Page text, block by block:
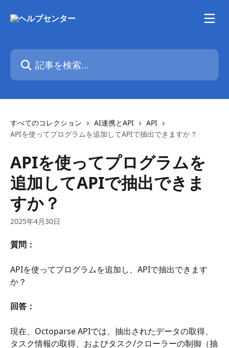
記事を検索...
すべてのコレクション AI連携とAPI
API
APIを使ってプログラムを追加してAPIで抽出できますか？
APIを使ってプログラムを
追加してAPIで抽出できま
すか？
2025年4月30日
質問：
APIを使ってプログラムを追加し、APIで抽出できます
か？
回答：
現在、Octoparse APIでは、抽出されたデータの取得、
タスク情報の取得、およびタスク/クローラーの制御（抽